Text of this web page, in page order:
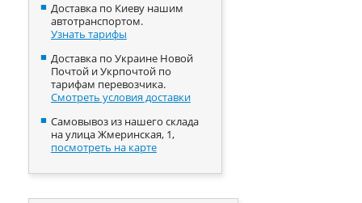
Доставка по Киеву нашим
автотранспортом.
Узнать тарифы
Доставка по Украине Новой
Почтой и Укрпочтой по
тарифам перевозчика.
Смотреть условия доставки
Самовывоз из нашего склада
на улица Жмеринская, 1,
посмотреть на карте